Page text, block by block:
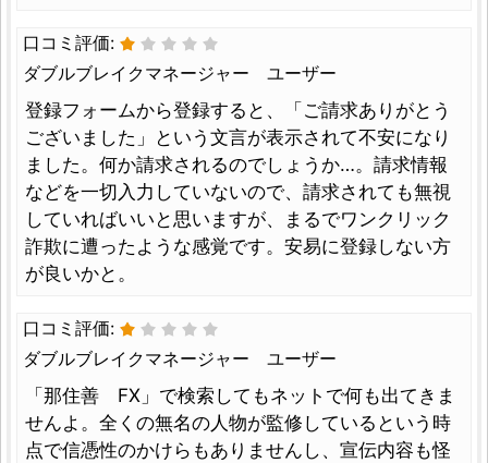
口コミ評価:
ダブルブレイクマネージャー ユーザー
登録フォームから登録すると、「ご請求ありがとう
ございました」という文言が表示されて不安になり
ました。何か請求されるのでしょうか…。請求情報
などを一切入力していないので、請求されても無視
していればいいと思いますが、まるでワンクリック
詐欺に遭ったような感覚です。安易に登録しない方
が良いかと。
口コミ評価:
ダブルブレイクマネージャー ユーザー
「那住善 FX」で検索してもネットで何も出てきま
せんよ。全くの無名の人物が監修しているという時
点で信憑性のかけらもありませんし、宣伝内容も怪